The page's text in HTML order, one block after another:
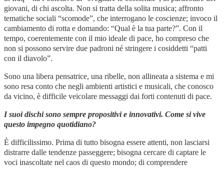
giovani, di chi ascolta. Non si tratta della solita musica; affronto
tematiche sociali “scomode”, che interrogano le coscienze; invoco il
cambiamento di rotta e domando: “Qual è la tua parte?”. Con il
tempo, coerentemente con il mio ideale di pace, ho compreso che
non si possono servire due padroni né stringere i cosiddetti “patti
con il diavolo”.
Sono una libera pensatrice, una ribelle, non allineata a sistema e mi
sono resa conto che negli ambienti artistici e musicali, che conosco
da vicino, è difficile veicolare messaggi dai forti contenuti di pace.
I suoi dischi sono sempre propositivi e innovativi. Come si vive
questo impegno quotidiano?
È difficilissimo. Prima di tutto bisogna essere attenti, non lasciarsi
distrarre dalle tendenze passeggere; bisogna cercare di captare le
voci inascoltate nel caos di questo mondo; di comprendere